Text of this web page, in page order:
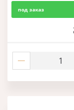
под заказ